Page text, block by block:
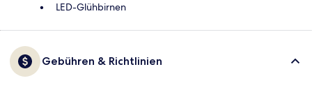
LED-Glühbirnen
Gebühren & Richtlinien